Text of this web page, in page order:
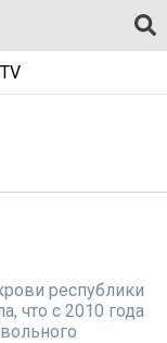
республики
что с 2010 года